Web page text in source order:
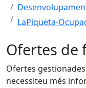
LaPiqueta-
Ofertes de
Ofertes
necessiteu més